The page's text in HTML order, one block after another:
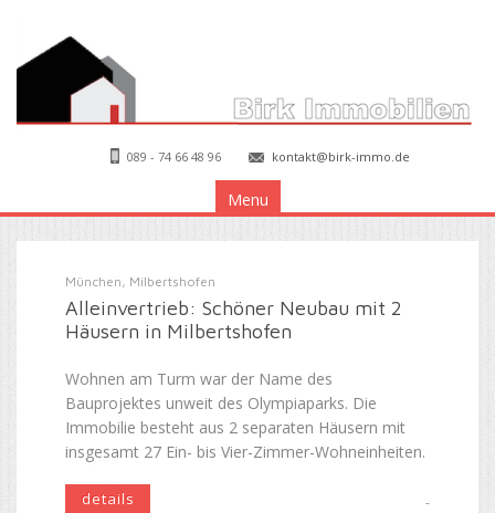
089 - 74 66 48 96 kontakt@birk-immo.de
Menu
München, Milbertshofen
Alleinvertrieb: Schöner Neubau mit 2
Häusern in Milbertshofen
Wohnen am Turm war der Name des
Bauprojektes unweit des Olympiaparks. Die
Immobilie besteht aus 2 separaten Häusern mit
insgesamt 27 Ein- bis Vier-Zimmer-Wohneinheiten.
-
details